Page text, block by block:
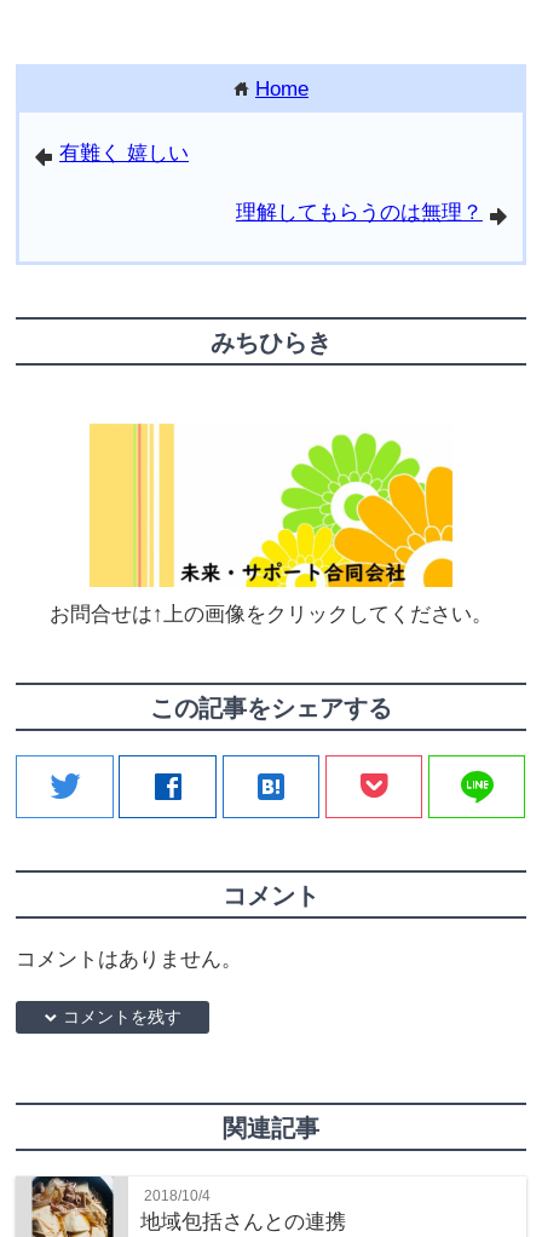
home Home
arrowleft 有難く 嬉しい
arrowright
理解してもらうのは無理？
みちひらき
お問合せは↑上の画像をクリックしてください。
この記事をシェアする
twitter facebook hatenabookmark line
コメント
コメントはありません。
down コメントを残す
関連記事
2018/10/4
地域包括さんとの連携